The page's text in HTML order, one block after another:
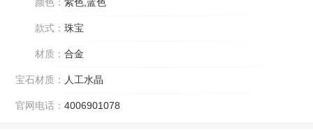
款式： 珠宝
材质： 合金
宝石材质： 人工水晶
官网电话： 4006901078